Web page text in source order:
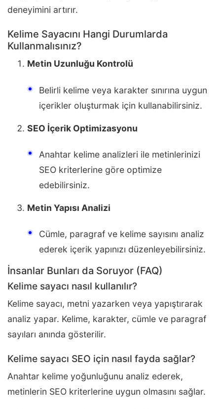
deneyimini artırır.
Kelime Sayacını Hangi Durumlarda
Kullanmalısınız?
Metin Uzunluğu Kontrolü
Belirli kelime veya karakter sınırına uygun
içerikler oluşturmak için kullanabilirsiniz.
SEO İçerik Optimizasyonu
Anahtar kelime analizleri ile metinlerinizi
SEO kriterlerine göre optimize
edebilirsiniz.
Metin Yapısı Analizi
Cümle, paragraf ve kelime sayısını analiz
ederek içerik yapınızı düzenleyebilirsiniz.
İnsanlar Bunları da Soruyor (FAQ)
Kelime sayacı nasıl kullanılır?
Kelime sayacı, metni yazarken veya yapıştırarak
analiz yapar. Kelime, karakter, cümle ve paragraf
sayıları anında gösterilir.
Kelime sayacı SEO için nasıl fayda sağlar?
Anahtar kelime yoğunluğunu analiz ederek,
metinlerin SEO kriterlerine uygun olmasını sağlar.